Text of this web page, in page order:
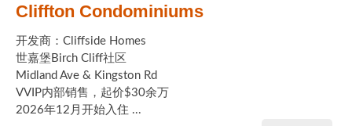
Cliffton Condominiums
开发商：Cliffside Homes
世嘉堡Birch Cliff社区
Midland Ave & Kingston Rd
VVIP内部销售，起价$30余万
2026年12月开始入住 ...